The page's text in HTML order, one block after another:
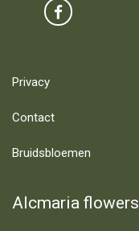
Privacy
Contact
Bruidsbloemen
Alcmaria flowers